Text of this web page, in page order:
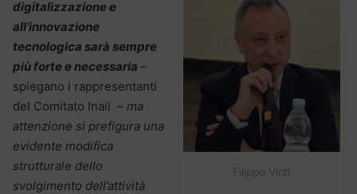
Filippo Virzì
digitalizzazione e
all’innovazione
tecnologica sarà sempre
più forte e necessaria –
spiegano i rappresentanti
del Comitato Inail – ma
attenzione si prefigura una
evidente modifica
strutturale dello
svolgimento dell’attività